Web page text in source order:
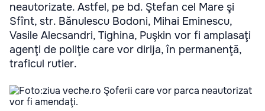
neautorizate. Astfel, pe bd. Ştefan cel Mare şi
Sfînt, str. Bănulescu Bodoni, Mihai Eminescu,
Vasile Alecsandri, Tighina, Puşkin vor fi amplasaţi
agenţi de poliţie care vor dirija, în permanenţă,
traficul rutier.